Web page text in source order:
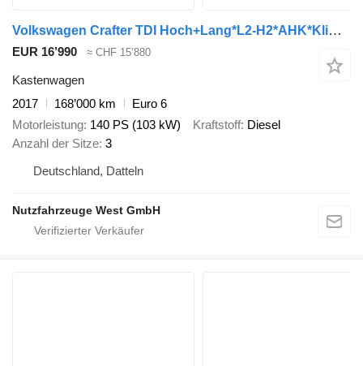
Volkswagen Crafter TDI Hoch+Lang*L2-H2*AHK*Klima*Garantie*
EUR 16’990 ≈ CHF 15’880
Kastenwagen
2017
168’000 km
Euro 6
Motorleistung 140 PS (103 kW) Kraftstoff Diesel
Anzahl der Sitze 3
Deutschland, Datteln
Nutzfahrzeuge West GmbH